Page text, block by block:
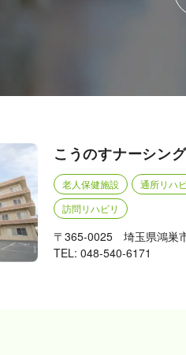
こうのすナーシン
老人保健施設 通所リハ
訪問リハビリ
〒365-0025 埼玉県鴻巣
TEL: 048-540-6171